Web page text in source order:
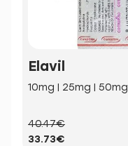
Elavil
10mg | 25mg | 50mg
40.47€
33.73€